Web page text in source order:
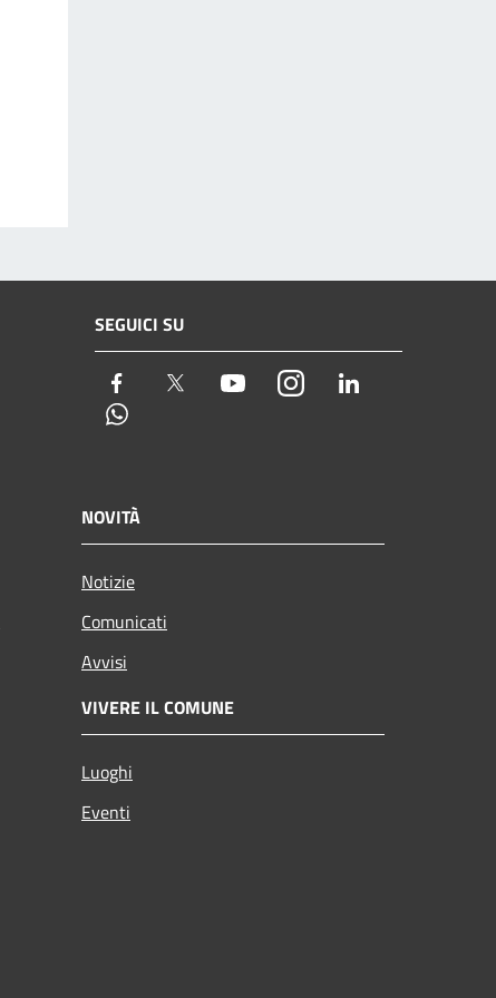
SEGUICI SU
Facebook Twitter YoutubeInstagram
NOVITÀ
Notizie
Comunicati
Avvisi
VIVERE IL COMUNE
Luoghi
Eventi